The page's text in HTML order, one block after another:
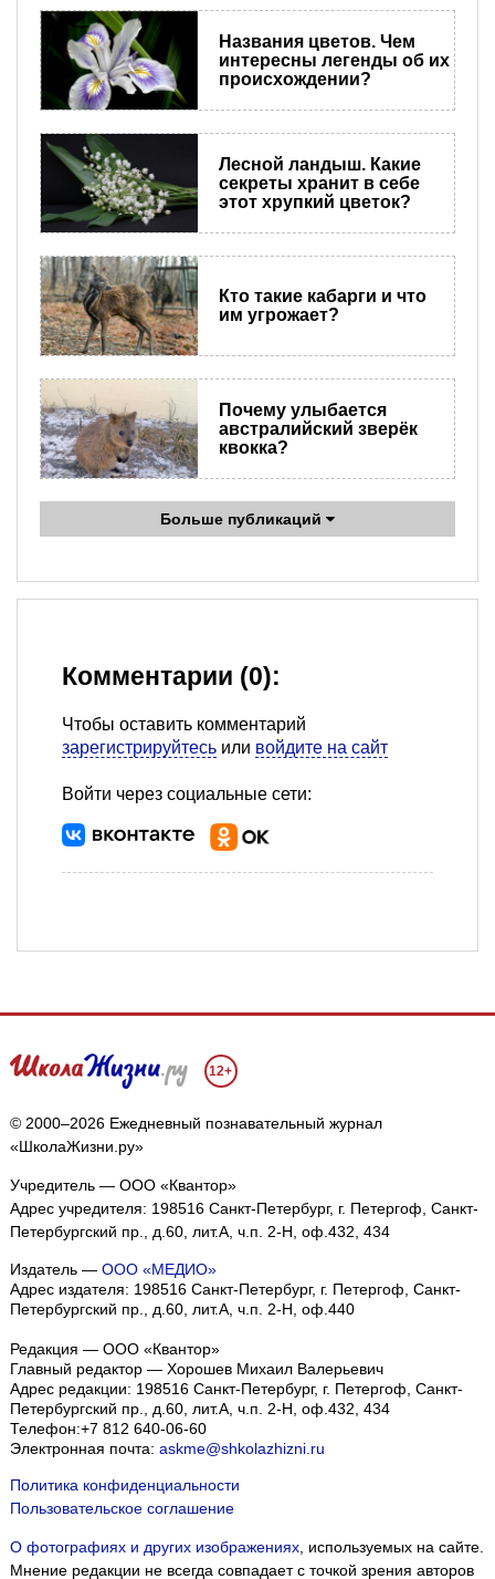
Названия цветов. Чем
интересны легенды об их
происхождении?
Лесной ландыш. Какие
секреты хранит в себе
этот хрупкий цветок?
Кто такие кабарги и что
им угрожает?
Почему улыбается
австралийский зверёк
квокка?
Больше публикаций
Комментарии (0):
Чтобы оставить комментарий
зарегистрируйтесь или войдите на сайт
Войти через социальные сети:
12+
© 2000–2026 Ежедневный познавательный журнал
«ШколаЖизни.ру»
Учредитель — ООО «Квантор»
Адрес учредителя: 198516 Санкт-Петербург, г. Петергоф, Санкт-
Петербургский пр., д.60, лит.А, ч.п. 2-Н, оф.432, 434
Издатель — ООО «МЕДИО»
Адрес издателя: 198516 Санкт-Петербург, г. Петергоф, Санкт-
Петербургский пр., д.60, лит.А, ч.п. 2-Н, оф.440
Редакция — ООО «Квантор»
Главный редактор — Хорошев Михаил Валерьевич
Адрес редакции: 198516 Санкт-Петербург, г. Петергоф Санкт-
Петербургский пр., д.60, лит.А, ч.п. 2-Н, оф.432, 434
Телефон:+7 812 640-06-60
Электронная почта: askme@shkolazhizni.ru
Политика конфиденциальности
Пользовательское соглашение
О фотографиях и других изображениях, используемых на сайте.
Мнение редакции не всегда совпадает с точкой зрения авторов